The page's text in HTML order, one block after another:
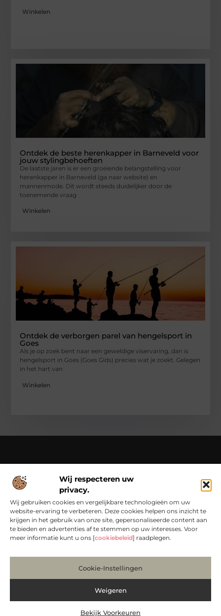
Wij respecteren uw
privacy.
Wij gebruiken cookies en vergelijkbare technologieën om uw
website-ervaring te verbeteren. Deze cookies helpen ons inzicht te
krijgen in het gebruik van onze site, gepersonaliseerde content aan
te bieden en advertenties af te stemmen op uw interesses. Voor
meer informatie kunt u ons [cookiebeleid] raadplegen.
Cookie-Instellingen
Weigeren
Bekijk Voorkeuren
Winkelen
Ontdek de beste herenkapper in Barneveld voor
jouw stylingbehoeften
De laatste jaren is er een groeiende belangstelling voor
herenkapper in Barneveld (ga naar website) en
mannenmode. Dit wordt steeds duidelijker door de
toenemende vraag
Winkelen
Ontdek de verborgen parel van hengelsport in
Goes
Als je op zoek bent naar een geweldige viservaring, dan is
hengelsport in Goes (Goes Gids) precies wat je zoekt. Gelegen
in het hart van
Winkelen
Van praktische tips tot bijzondere verhalen – lees en beleef
het op Chondropython.nl.
Duik in een rijke verzameling artikelen die je inspireren en je
dagelijks leven een frisse kijk geven.
Bericht categorie